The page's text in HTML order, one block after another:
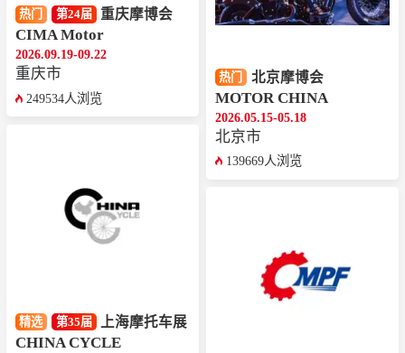
热门 第24届 重庆摩博会
CIMA Motor
2026.09.19-09.22
重庆市
249534人浏览
精选 第35届 上海摩托车展
CHINA CYCLE
热门 北京摩博会
MOTOR CHINA
2026.05.15-05.18
北京市
139669人浏览